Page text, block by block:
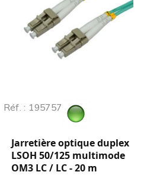
Réf. : 195757
Jarretière optique duplex
LSOH 50/125 multimode
OM3 LC / LC - 20 m